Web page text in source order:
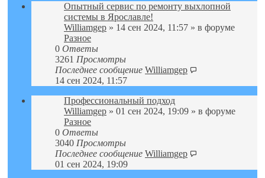
Опытный сервис по ремонту выхлопной
системы в Ярославле!
Williamgep » 14 сен 2024, 11:57 » в форуме
Разное
0 Ответы
3261 Просмотры
Последнее сообщение Williamgep
14 сен 2024, 11:57
Профессиональный подход
Williamgep » 01 сен 2024, 19:09 » в форуме
Разное
0 Ответы
3040 Просмотры
Последнее сообщение Williamgep
01 сен 2024, 19:09